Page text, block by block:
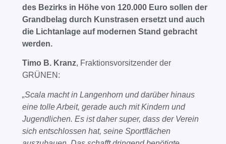
des Bezirks in Höhe von 120.000 Euro sollen der
Grandbelag durch Kunstrasen ersetzt und auch
die Lichtanlage auf modernen Stand gebracht
werden.
Timo B. Kranz, Fraktionsvorsitzender der
GRÜNEN:
„Scala macht in Langenhorn und darüber hinaus
eine tolle Arbeit, gerade auch mit Kindern und
Jugendlichen. Es ist daher super, dass der Verein
sich entschlossen hat, seine Sportflächen